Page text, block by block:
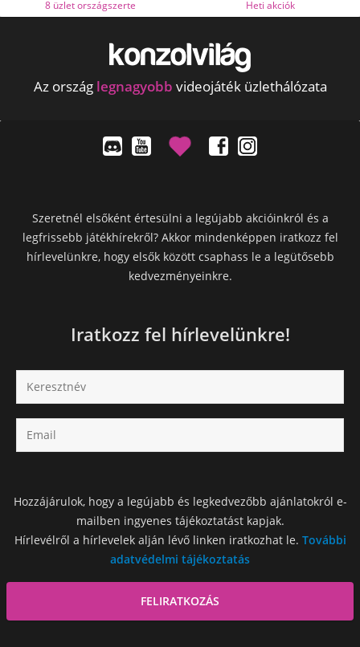
8 üzlet országszerte Heti akciók
Az ország legnagyobb videojáték üzlethálózata
Szeretnél elsőként értesülni a legújabb akcióinkról és a
legfrissebb játékhírekről? Akkor mindenképpen iratkozz fel
hírlevelünkre, hogy elsők között csaphass le a legütősebb
kedvezményeinkre.
Iratkozz fel hírlevelünkre!
Hozzájárulok, hogy a legújabb és legkedvezőbb ajánlatokról e-
mailben ingyenes tájékoztatást kapjak.
Hírlevélről a hírlevelek alján lévő linken iratkozhat le. További
adatvédelmi tájékoztatás